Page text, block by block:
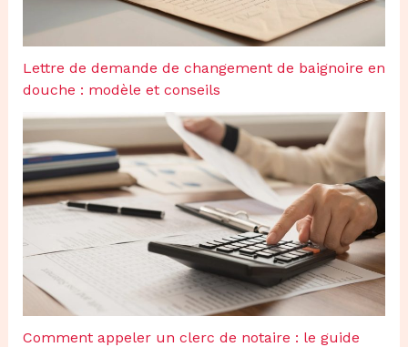
Lettre de demande de changement de baignoire en
douche : modèle et conseils
Comment appeler un clerc de notaire : le guide